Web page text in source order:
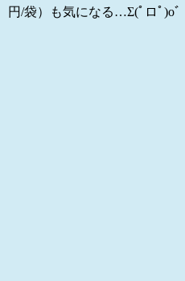
円/袋）も気になる…Σ(ﾟロﾟ)oﾞ